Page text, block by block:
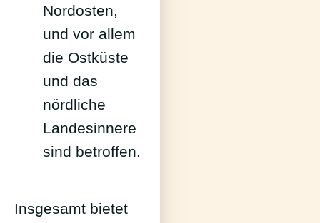
Nordosten,
und vor allem
die Ostküste
und das
nördliche
Landesinnere
sind betroffen.
Insgesamt bietet